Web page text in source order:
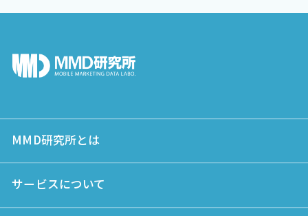
MMD研究所とは
サービスについて